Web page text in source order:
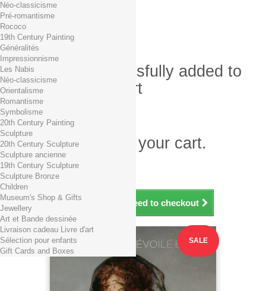
Free shipping!
0,00 € Total
Check out
Product successfully added to
your shopping cart
Quantity
Total
There is 1 item in your cart.
Total products (tax incl.)
Total shipping TTC
Total (tax incl.)
Continue shopping Proceed to checkout
Néo-classicisme
Pré-romantisme
Rococo
19th Century Painting
Généralités
Impressionnisme
Les Nabis
Néo-classicisme
Orientalisme
Romantisme
Symbolisme
20th Century Painting
Sculpture
20th Century Sculpture
Sculpture ancienne
19th Century Sculpture
Sculpture Bronze
Children
Museum's Shop & Gifts
Jewellery
Art et Bande dessinée
Livraison cadeau Livre d'art
Sélection pour enfants
Gift Cards and Boxes
SALE